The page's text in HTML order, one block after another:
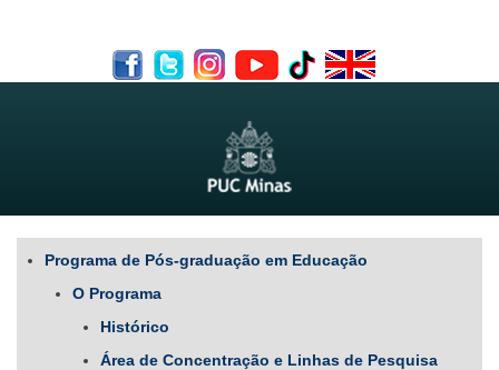
Programa de Pós-graduação em Educação
O Programa
Histórico
Área de Concentração e Linhas de Pesquisa